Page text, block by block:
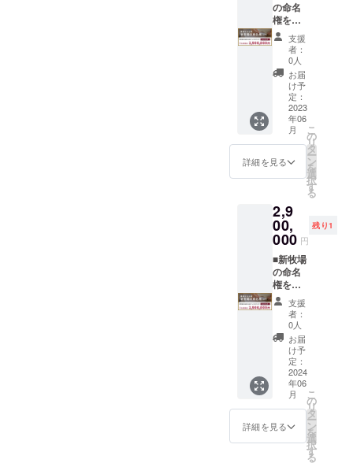
い。
コース
（最大
12名
分）が
含まれ
ており
ます。
ご予
約の際
に必要
な人数
をご指
定くだ
さい。
※ドリン
含まれ
ており
ませ
ん。
当日は
お飲み
になっ
た分だ
けお会
計させ
ていた
だきま
す。 ※
お食事
券は
メール
にてお
届けい
たしま
ど、是
非とも
特別な
日にご
利用く
ださ
い。 有
効期
限：
2023年
10月〜
2024年
2月（店
舗休業
こちら
の貸切
券に国
産ラム
焼肉
コース
（最大
12名
分）が
含まれ
ており
ます。
ご予
約の際
に必要
な人数
をご指
定くだ
さい。
※ドリン
の命名
権を販
売しま
す。
適用期
間：
2023年
6月1
日〜
2024年
5月31日
もう既
に決
まって
に掲載
したい
名前を
ご記載
くださ
い。 後
日メー
ル等で
のやり
とりで
決定い
ただい
ても構
いませ
ん。 ■
お礼の
お手紙
＆ HPに
無期限
支援
者：
0人
お届
け予
定：
2023
年06
月
詳細を見る
こ
の
リ
タ
ー
ン
を
選
択
す
る
2,9
00,
000 円
残り1
■新牧場
の命名
権を販
売しま
す。
適用期
間：
2024年
6月1
日〜
2025年
5月31日
もう既
に決
まって
支援
者：
0人
お届
け予
定：
2024
年06
月
詳細を見る
こ
の
リ
タ
ー
ン
を
選
択
す
る